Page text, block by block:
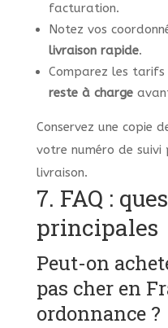
facturation.
Notez vos
livraison rapide.
Comparez les
reste à charge
Conservez une copie
votre numéro de suivi
livraison.
7. FAQ :
principales
Peut-on
pas cher en
ordonnance ?